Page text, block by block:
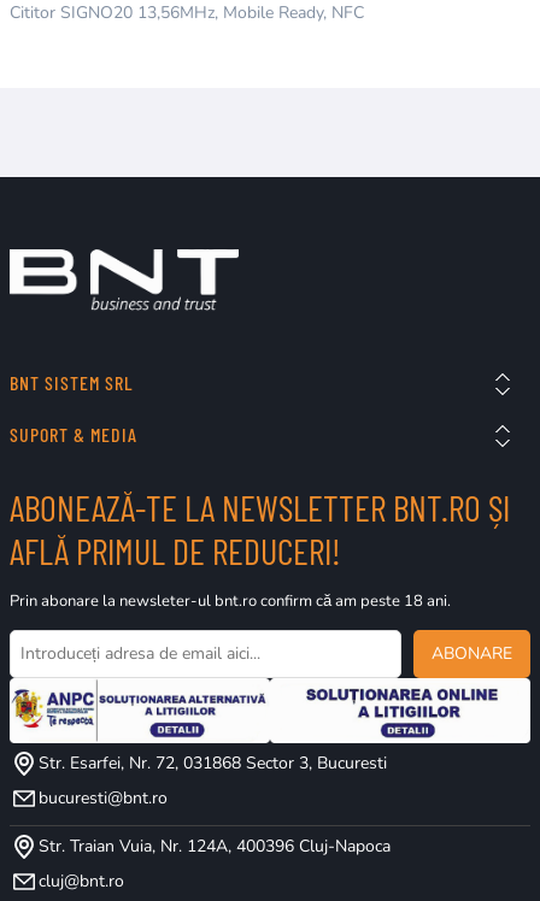
Cititor SIGNO20 13,56MHz, Mobile Ready, NFC
BNT SISTEM SRL
SUPORT & MEDIA
ABONEAZĂ-TE LA NEWSLETTER BNT.RO ȘI
AFLĂ PRIMUL DE REDUCERI!
Prin abonare la newsleter-ul bnt.ro confirm că am peste 18 ani.
ABONARE
Str. Esarfei, Nr. 72, 031868 Sector 3, Bucuresti
bucuresti@bnt.ro
Str. Traian Vuia, Nr. 124A, 400396 Cluj-Napoca
cluj@bnt.ro